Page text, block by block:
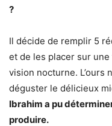
?
Il décide de remplir 5
et de les placer sur une
vision nocturne. L’ours
déguster le délicieux
Ibrahim a pu
produire.